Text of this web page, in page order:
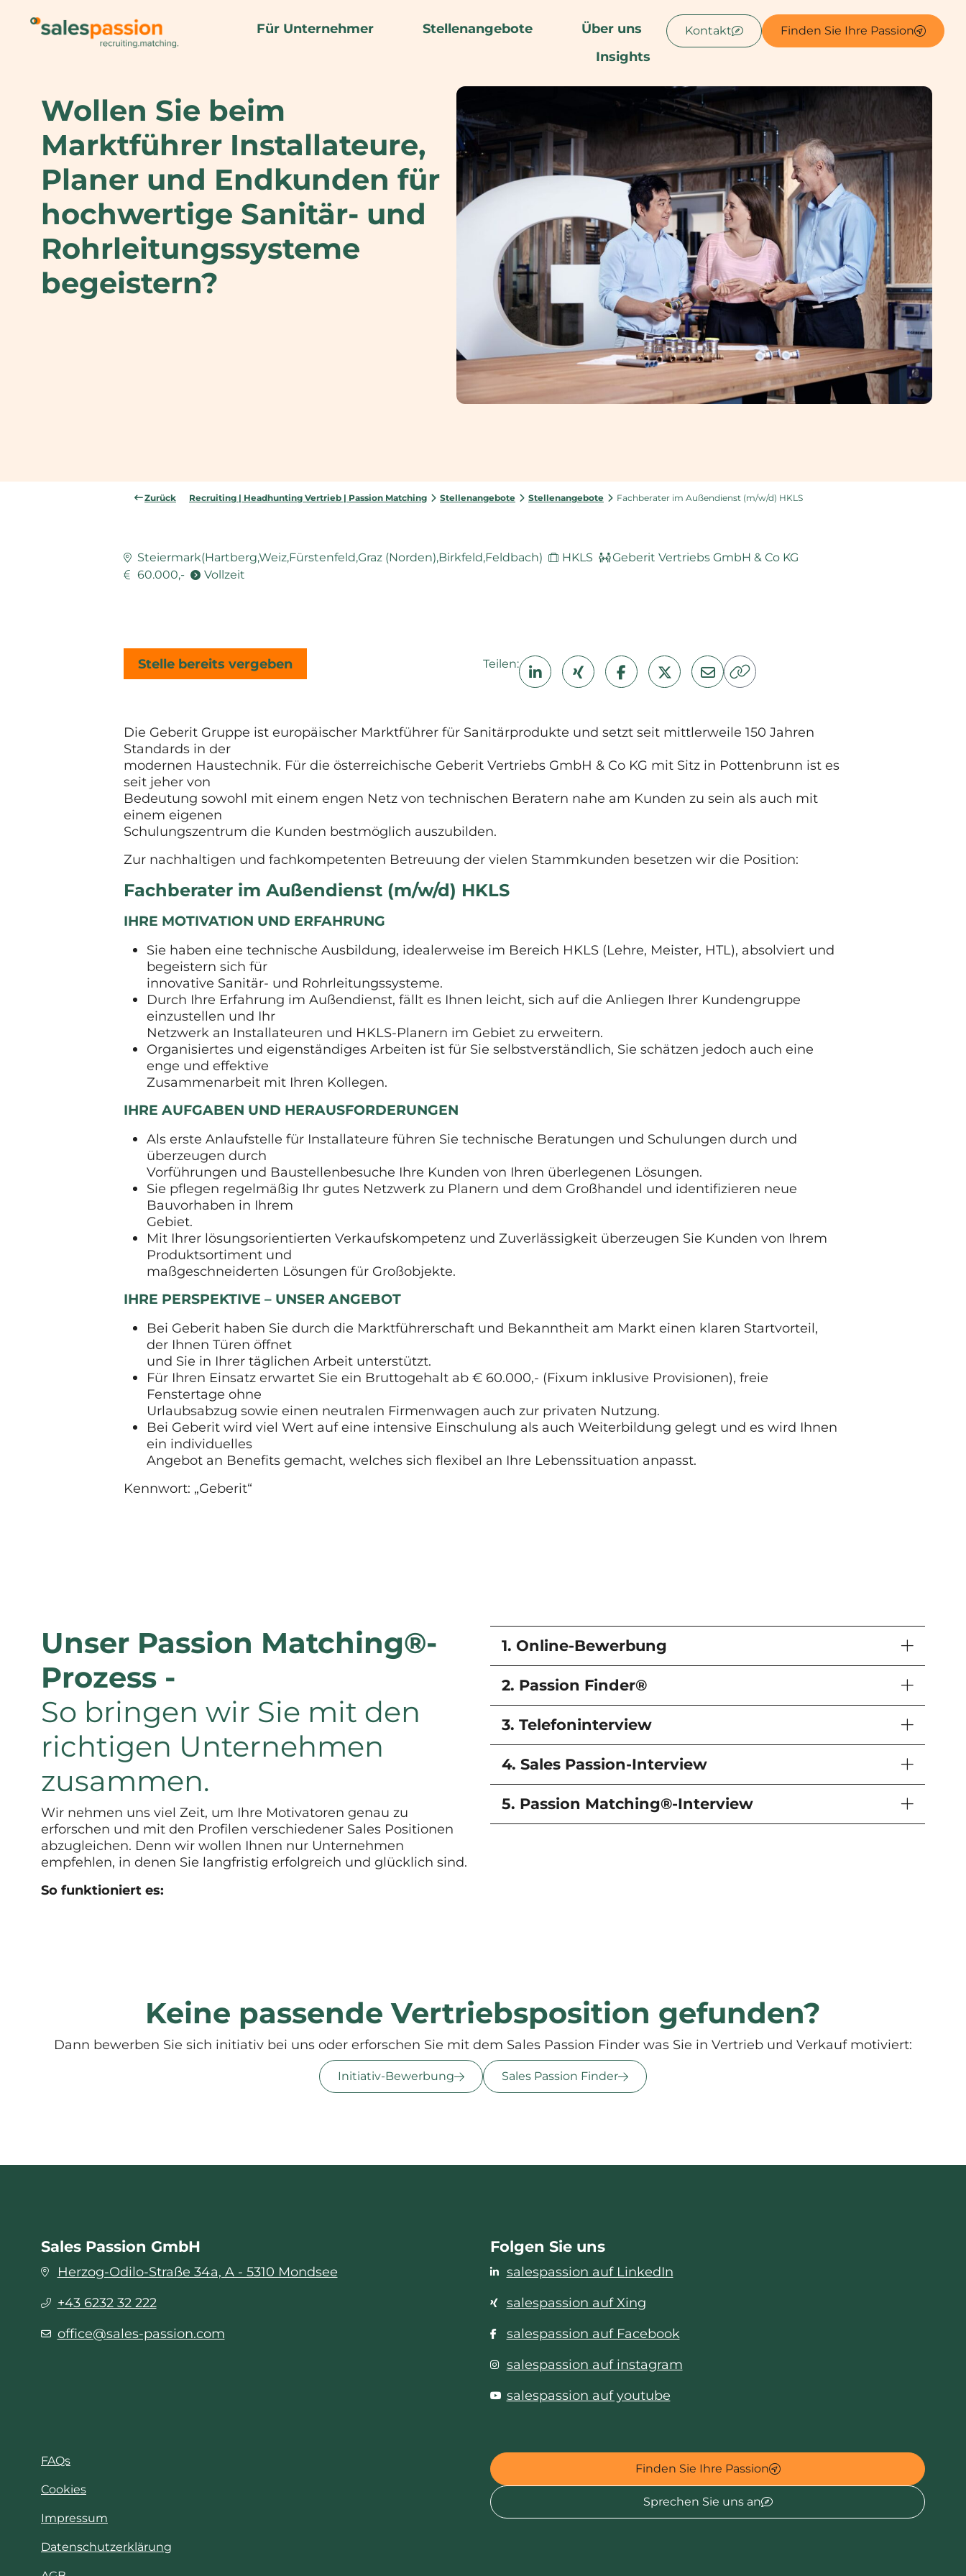
Kontakt Finden Sie Ihre Passion
Für Unternehmer Stellenangebote
Über uns
Insights
Wollen Sie beim
Marktführer Installateure,
Planer und Endkunden für
hochwertige Sanitär- und
Rohrleitungssysteme
begeistern?
Zurück Recruiting | Headhunting Vertrieb | Passion Matching Stellenangebote Stellenangebote Fachberater im Außendienst (m/w/d) HKLS
Steiermark(Hartberg,Weiz,Fürstenfeld,Graz (Norden),Birkfeld,Feldbach) HKLS
Geberit Vertriebs GmbH & Co KG
60.000,-
Vollzeit
Stelle bereits vergeben Teilen:
Die Geberit Gruppe ist europäischer Marktführer für Sanitärprodukte und setzt seit mittlerweile 150 Jahren
Standards in der
modernen Haustechnik. Für die österreichische Geberit Vertriebs GmbH & Co KG mit Sitz in Pottenbrunn ist es
seit jeher von
Bedeutung sowohl mit einem engen Netz von technischen Beratern nahe am Kunden zu sein als auch mit
einem eigenen
Schulungszentrum die Kunden bestmöglich auszubilden.
Zur nachhaltigen und fachkompetenten Betreuung der vielen Stammkunden besetzen wir die Position:
Fachberater im Außendienst (m/w/d) HKLS
IHRE MOTIVATION UND ERFAHRUNG
Sie haben eine technische Ausbildung, idealerweise im Bereich HKLS (Lehre, Meister, HTL), absolviert und
begeistern sich für
innovative Sanitär- und Rohrleitungssysteme.
Durch Ihre Erfahrung im Außendienst, fällt es Ihnen leicht, sich auf die Anliegen Ihrer Kundengruppe
einzustellen und Ihr
Netzwerk an Installateuren und HKLS-Planern im Gebiet zu erweitern.
Organisiertes und eigenständiges Arbeiten ist für Sie selbstverständlich, Sie schätzen jedoch auch eine
enge und effektive
Zusammenarbeit mit Ihren Kollegen.
IHRE AUFGABEN UND HERAUSFORDERUNGEN
Als erste Anlaufstelle für Installateure führen Sie technische Beratungen und Schulungen durch und
überzeugen durch
Vorführungen und Baustellenbesuche Ihre Kunden von Ihren überlegenen Lösungen.
Sie pflegen regelmäßig Ihr gutes Netzwerk zu Planern und dem Großhandel und identifizieren neue
Bauvorhaben in Ihrem
Gebiet.
Mit Ihrer lösungsorientierten Verkaufskompetenz und Zuverlässigkeit überzeugen Sie Kunden von Ihrem
Produktsortiment und
maßgeschneiderten Lösungen für Großobjekte.
IHRE PERSPEKTIVE – UNSER ANGEBOT
Bei Geberit haben Sie durch die Marktführerschaft und Bekanntheit am Markt einen klaren Startvorteil,
der Ihnen Türen öffnet
und Sie in Ihrer täglichen Arbeit unterstützt.
Für Ihren Einsatz erwartet Sie ein Bruttogehalt ab € 60.000,- (Fixum inklusive Provisionen), freie
Fenstertage ohne
Urlaubsabzug sowie einen neutralen Firmenwagen auch zur privaten Nutzung.
Bei Geberit wird viel Wert auf eine intensive Einschulung als auch Weiterbildung gelegt und es wird Ihnen
ein individuelles
Angebot an Benefits gemacht, welches sich flexibel an Ihre Lebenssituation anpasst.
Kennwort: „Geberit“
Unser Passion Matching®-
Prozess -
So bringen wir Sie mit den
richtigen Unternehmen
zusammen.
Wir nehmen uns viel Zeit, um Ihre Motivatoren genau zu
erforschen und mit den Profilen verschiedener Sales Positionen
abzugleichen. Denn wir wollen Ihnen nur Unternehmen
empfehlen, in denen Sie langfristig erfolgreich und glücklich sind.
So funktioniert es:
1. Online-Bewerbung
2. Passion Finder®
3. Telefoninterview
4. Sales Passion-Interview
5. Passion Matching®-Interview
Keine passende Vertriebsposition gefunden?
Dann bewerben Sie sich initiativ bei uns oder erforschen Sie mit dem Sales Passion Finder was Sie in Vertrieb und Verkauf motiviert:
Initiativ-Bewerbung Sales Passion Finder
Sales Passion GmbH
Herzog-Odilo-Straße 34a, A - 5310 Mondsee
+43 6232 32 222
office@sales-passion.com
Folgen Sie uns
salespassion auf LinkedIn
salespassion auf Xing
salespassion auf Facebook
salespassion auf instagram
salespassion auf youtube
FAQs
Cookies
Impressum
Datenschutzerklärung
Finden Sie Ihre Passion
Sprechen Sie uns an